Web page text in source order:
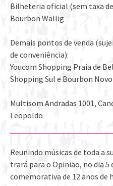
Bilheteria oficial (sem taxa
Bourbon Wallig
Demais pontos de venda
de conveniência):
Youcom Shopping Praia de
Shopping Sul e Bourbon
Multisom Andradas 1001,
Leopoldo
Reunindo músicas de toda a
trará para o Opinião, no dia 5
comemorativa de 12 anos de